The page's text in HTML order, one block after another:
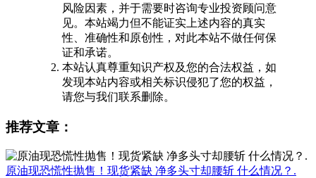
风险因素，并于需要时咨询专业投资顾问意
见。本站竭力但不能证实上述内容的真实
性、准确性和原创性，对此本站不做任何保
证和承诺。
本站认真尊重知识产权及您的合法权益，如
发现本站内容或相关标识侵犯了您的权益，
请您与我们联系删除。
推荐文章：
原油现恐慌性抛售！现货紧缺 净多头寸却腰斩 什么情况？.